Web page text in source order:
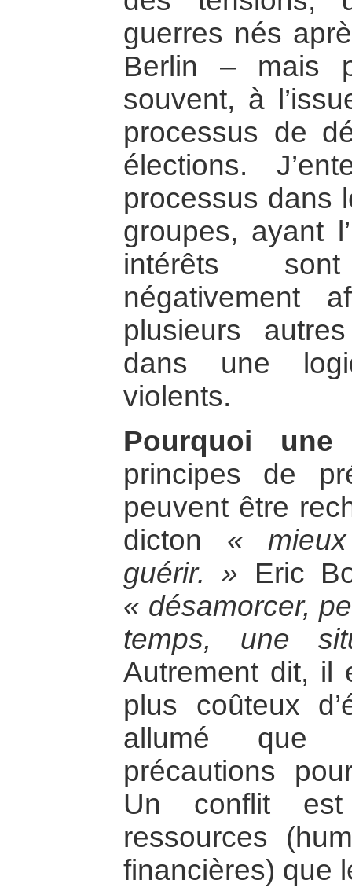
guerres nés
Berlin – mais
souvent, à
processus de
élections.
processus dans
groupes, ayant
intérêts
négativement
plusieurs
dans une
violents.
Pourquoi
principes de
peuvent être
dicton «
guérir. » Eric
« désamorcer,
temps, une
Autrement dit, il
plus coûteux
allumé que
précautions
Un conflit
ressources
financières) que